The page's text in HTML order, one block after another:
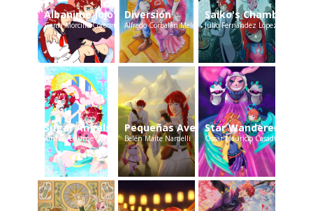
Albanime Jojo's Adventure
Gema Morcillo Corominas
Diversión
Alfredo Corbalán Melero
Saiko's Chamber
Julio Fernández López
Sugar Angels
Ainhoa Edurne Soria
Pequeñas Aventuras 1
Belén Maite Nardelli
Star Wanderers
Oscar Mauricio Casadiegos